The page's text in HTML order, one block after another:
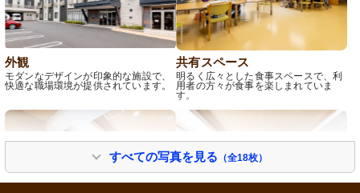
外観
モダンなデザインが印象的な施設で、
快適な職場環境が提供されています。
共有スペース
明るく広々とした食事スペースで、利
用者の方々が食事を楽しまれていま
す。
すべての写真を見る （全18枚）